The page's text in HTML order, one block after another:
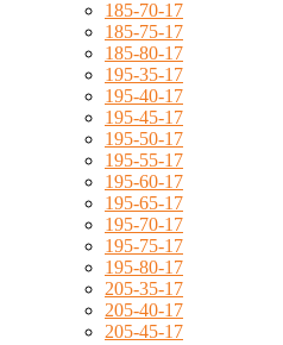
185-70-17
185-75-17
185-80-17
195-35-17
195-40-17
195-45-17
195-50-17
195-55-17
195-60-17
195-65-17
195-70-17
195-75-17
195-80-17
205-35-17
205-40-17
205-45-17